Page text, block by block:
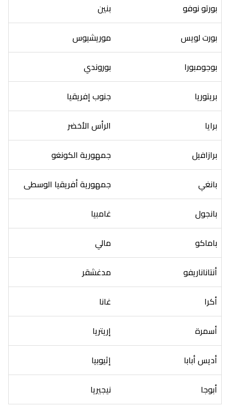
بورتو نوفو
بنين
بورت لويس
موريشيوس
بوجومبورا
بوروندي
بريتوريا
جنوب إفريقيا
برايا
الرأس الأخضر
برازافيل
جمهورية الكونغو
بانغي
جمهورية أفريقيا الوسطى
بانجول
غامبيا
باماكو
مالي
أنتاناناريفو
مدغشقر
أكرا
غانا
أسمرة
إريتريا
أديس أبابا
إثيوبيا
أبوجا
نيجيريا